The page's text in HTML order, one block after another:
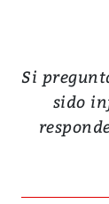
Si
sido